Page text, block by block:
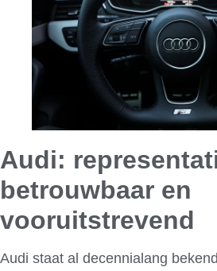
Audi:
betrouwbaar en
vooruitstrevend
Audi staat al decennialang